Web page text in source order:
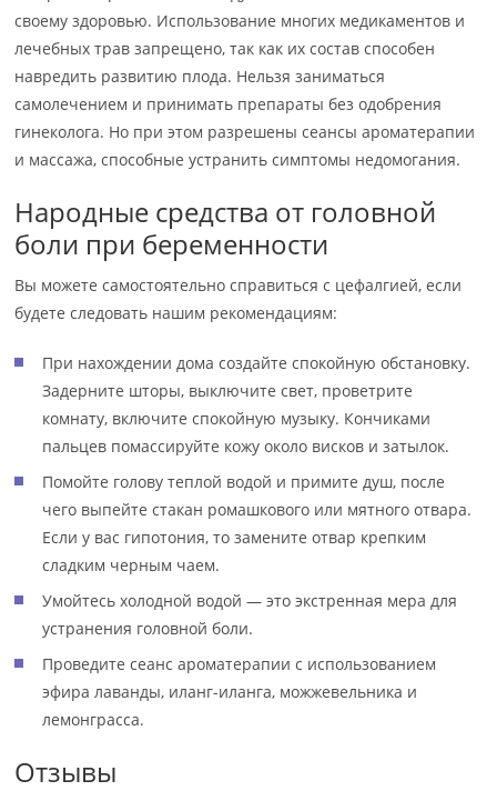
своему здоровью. Использование многих медикаментов и
лечебных трав запрещено, так как их состав способен
навредить развитию плода. Нельзя заниматься
самолечением и принимать препараты без одобрения
гинеколога. Но при этом разрешены сеансы ароматерапии
и массажа, способные устранить симптомы недомогания.
Народные средства от головной
боли при беременности
Вы можете самостоятельно справиться с цефалгией, если
будете следовать нашим рекомендациям:
При нахождении дома создайте спокойную обстановку.
Задерните шторы, выключите свет, проветрите
комнату, включите спокойную музыку. Кончиками
пальцев помассируйте кожу около висков и затылок.
Помойте голову теплой водой и примите душ, после
чего выпейте стакан ромашкового или мятного отвара.
Если у вас гипотония, то замените отвар крепким
сладким черным чаем.
Умойтесь холодной водой — это экстренная мера для
устранения головной боли.
Проведите сеанс ароматерапии с использованием
эфира лаванды, иланг-иланга, можжевельника и
лемонграсса.
Отзывы